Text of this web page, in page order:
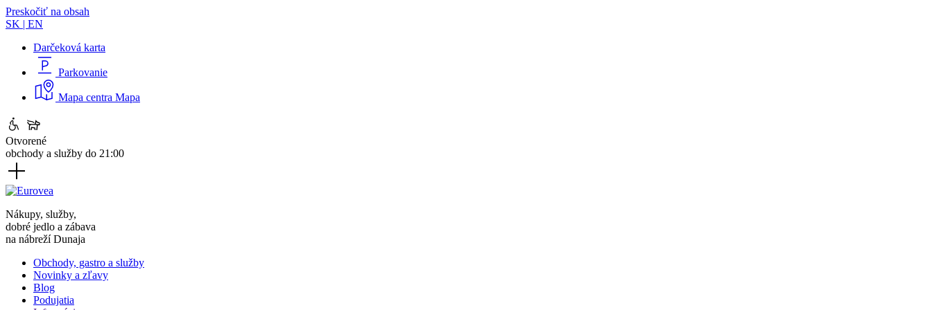
Preskočiť na obsah
SK | EN
Darčeková karta
Parkovanie
Mapa centra Mapa
Otvorené
obchody a služby do 21:00
Nákupy, služby,
dobré jedlo a zábava
na nábreží Dunaja
Obchody, gastro a služby
Novinky a zľavy
Blog
Podujatia